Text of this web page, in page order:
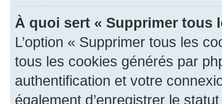
À quoi sert « Supprimer tous
L’option « Supprimer tous les
tous les cookies générés par
authentification et votre
également d’enregistrer le